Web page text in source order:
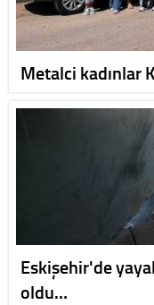
Metalci kadınlar
Eskişehir'de
oldu…